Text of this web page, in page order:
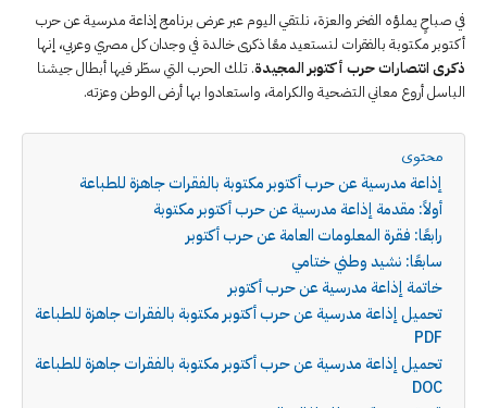
في صباحٍ يملؤه الفخر والعزة، نلتقي اليوم عبر عرض برنامج إذاعة مدرسية عن حرب
أكتوبر مكتوبة بالفقرات لنستعيد معًا ذكرى خالدة في وجدان كل مصري وعربي، إنها
ذكرى انتصارات حرب أكتوبر المجيدة. تلك الحرب التي سطّر فيها أبطال جيشنا
الباسل أروع معاني التضحية والكرامة، واستعادوا بها أرض الوطن وعزته.
محتوى
إذاعة مدرسية عن حرب أكتوبر مكتوبة بالفقرات جاهزة للطباعة
أولاً: مقدمة إذاعة مدرسية عن حرب أكتوبر مكتوبة
رابعًا: فقرة المعلومات العامة عن حرب أكتوبر
سابعًا: نشيد وطني ختامي
خاتمة إذاعة مدرسية عن حرب أكتوبر
تحميل إذاعة مدرسية عن حرب أكتوبر مكتوبة بالفقرات جاهزة للطباعة
PDF
تحميل إذاعة مدرسية عن حرب أكتوبر مكتوبة بالفقرات جاهزة للطباعة
DOC